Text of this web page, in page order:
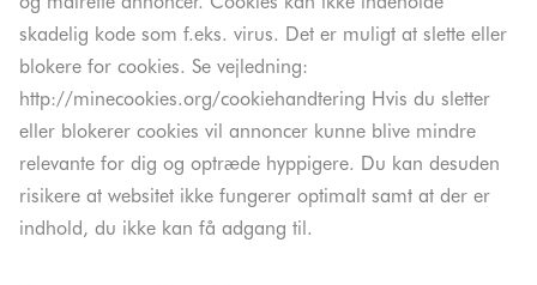
skadelig kode som f.eks. virus. Det er muligt at slette eller
blokere for cookies. Se vejledning:
http://minecookies.org/cookiehandtering Hvis du sletter
eller blokerer cookies vil annoncer kunne blive mindre
relevante for dig og optræde hyppigere. Du kan desuden
risikere at websitet ikke fungerer optimalt samt at der er
indhold, du ikke kan få adgang til.